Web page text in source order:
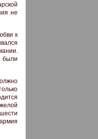
не
к
были